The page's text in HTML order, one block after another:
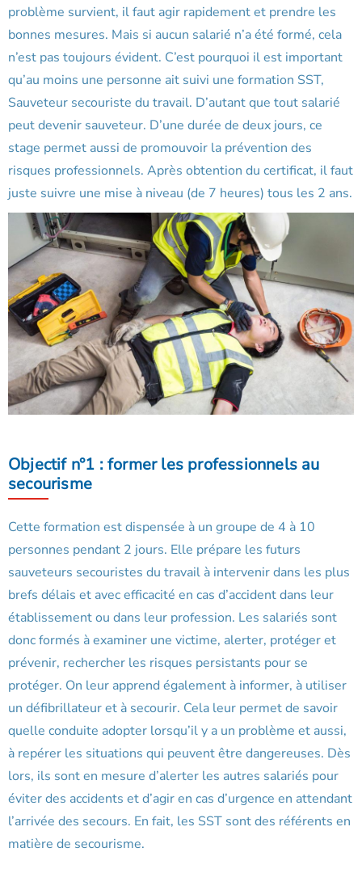
problème survient, il faut agir rapidement et prendre les
bonnes mesures. Mais si aucun salarié n’a été formé, cela
n’est pas toujours évident. C’est pourquoi il est important
qu’au moins une personne ait suivi une formation SST,
Sauveteur secouriste du travail. D’autant que tout salarié
peut devenir sauveteur. D’une durée de deux jours, ce
stage permet aussi de promouvoir la prévention des
risques professionnels. Après obtention du certificat, il faut
juste suivre une mise à niveau (de 7 heures) tous les 2 ans.
Objectif n°1 : former les professionnels au
secourisme
Cette formation est dispensée à un groupe de 4 à 10
personnes pendant 2 jours. Elle prépare les futurs
sauveteurs secouristes du travail à intervenir dans les plus
brefs délais et avec efficacité en cas d’accident dans leur
établissement ou dans leur profession. Les salariés sont
donc formés à examiner une victime, alerter, protéger et
prévenir, rechercher les risques persistants pour se
protéger. On leur apprend également à informer, à utiliser
un défibrillateur et à secourir. Cela leur permet de savoir
quelle conduite adopter lorsqu’il y a un problème et aussi,
à repérer les situations qui peuvent être dangereuses. Dès
lors, ils sont en mesure d’alerter les autres salariés pour
éviter des accidents et d’agir en cas d’urgence en attendant
l’arrivée des secours. En fait, les SST sont des référents en
matière de secourisme.